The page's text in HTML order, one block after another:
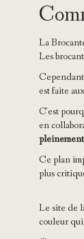
La
Les
est faite
C'est
en
Ce plan
plus
Le site de
couleur